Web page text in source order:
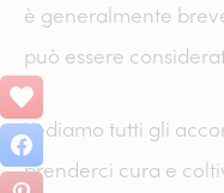
è generalmente
può essere
Vediamo tutti gli
prenderci cura e